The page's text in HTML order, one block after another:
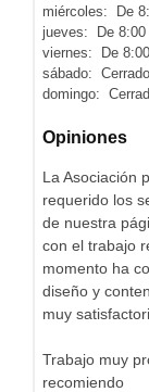
miércoles: De
jueves: De 8:00
viernes: De
sábado: Cerrado
domingo:
Opiniones
La Asociación
requerido los
de nuestra
con el trabajo
momento ha
diseño y
muy
Trabajo muy
recomiendo